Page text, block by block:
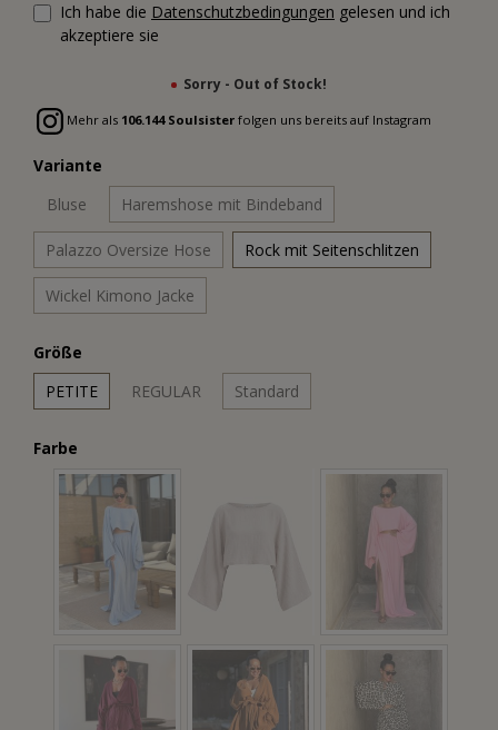
Ich habe die Datenschutzbedingungen gelesen und ich
akzeptiere sie
Sorry - Out of Stock!
Mehr als 106.144 Soulsisterfolgen uns bereits auf Instagram
Variante
Bluse
Haremshose mit Bindeband
Palazzo Oversize Hose Rock mit Seitenschlitzen
Wickel Kimono Jacke
Größe
PETITE
REGULAR Standard
Farbe